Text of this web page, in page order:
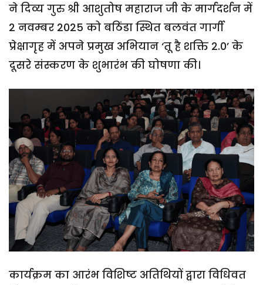
ने दिव्य गुरु श्री आशुतोष महाराज जी के मार्गदर्शन में
2 नवम्बर 2025 को बठिंडा स्थित बलवंत गार्गी
प्रेक्षागृह में अपने प्रमुख अभियान ‘तू है शक्ति 2.0’ के
दूसरे संस्करण के शुभारंभ की घोषणा की।
कार्यक्रम का आरंभ विशिष्ट अतिथियों द्वारा विधिवत